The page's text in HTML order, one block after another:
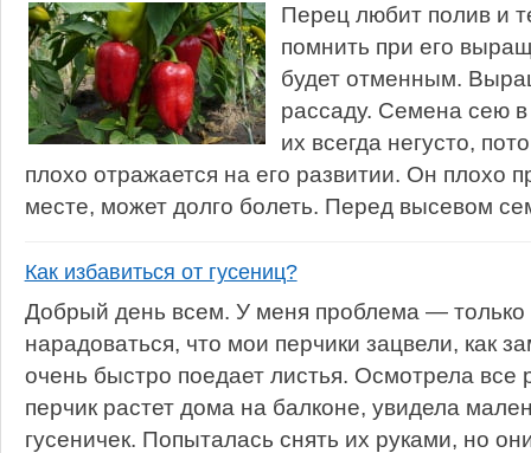
Перец любит полив и
помнить при его
будет отменным.
рассаду. Семена сею
их всегда негусто,
плохо отражается на его развитии. Он плохо
месте, может долго болеть. Перед высевом
Как избавиться от гусениц?
Добрый день всем. У меня проблема — только
нарадоваться, что мои перчики зацвели, как
очень быстро поедает листья. Осмотрела
перчик растет дома на балконе, увидела
гусеничек. Попыталась снять их руками, но